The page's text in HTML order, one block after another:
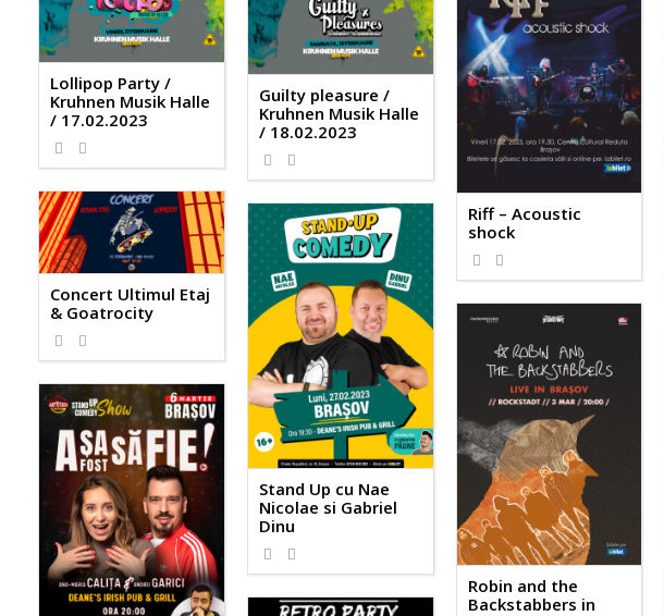
Riff – Acoustic
shock
Lollipop Party /
Kruhnen Musik Halle
/ 17.02.2023
Guilty pleasure /
Kruhnen Musik Halle
/ 18.02.2023
Concert Ultimul Etaj
& Goatrocity
Stand Up cu Nae
Nicolae si Gabriel
Dinu
Robin and the
Backstabbers in